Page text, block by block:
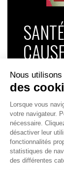
Dans ce
médias
Palmarès
Économie
Gomes,
EMEA